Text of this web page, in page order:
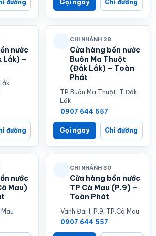
đường Gọi ngay Chỉ đường
nước
Lắk) –
đường
CHI NHÁNH 28
Cửa hàng bồn nước
Buôn Ma Thuột
(Đắk Lắk) – Toàn
Phát
TP.Buôn Ma Thuột, T.Đắk
Lắk
0907 644 557
Gọi ngay Chỉ đường
nước
Mau)
CHI NHÁNH 30
Cửa hàng bồn nước
TP Cà Mau (P.9) –
Toàn Phát
Vành Đai 1, P.9, TP.Cà Mau
0907 644 557